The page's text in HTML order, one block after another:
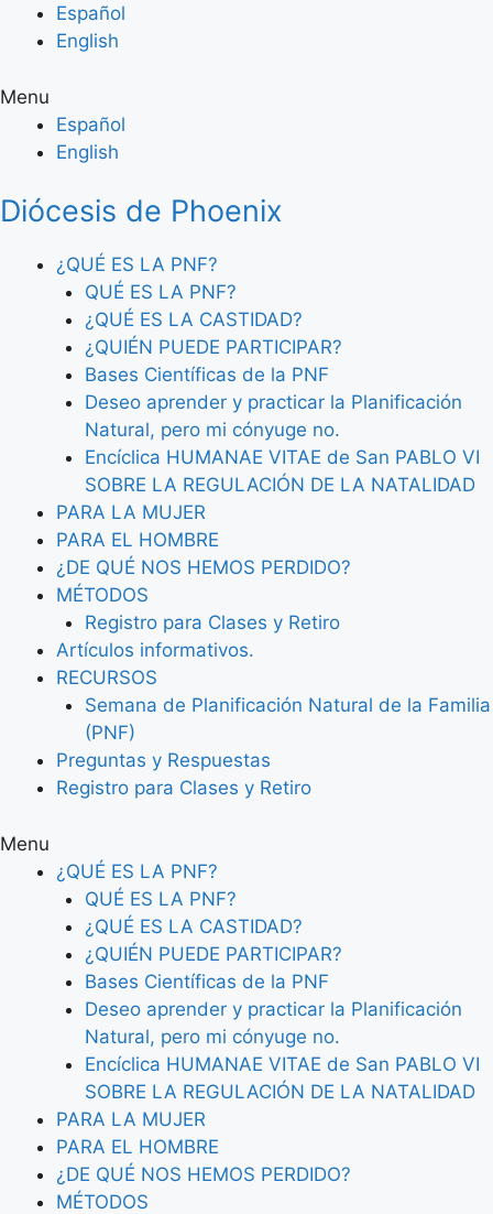
Español
English
Menu
Español
English
Diócesis de Phoenix
¿QUÉ ES LA PNF?
QUÉ ES LA PNF?
¿QUÉ ES LA CASTIDAD?
¿QUIÉN PUEDE PARTICIPAR?
Bases Científicas de la PNF
Deseo aprender y practicar la Planificación
Natural, pero mi cónyuge no.
Encíclica HUMANAE VITAE de San PABLO VI
SOBRE LA REGULACIÓN DE LA NATALIDAD
PARA LA MUJER
PARA EL HOMBRE
¿DE QUÉ NOS HEMOS PERDIDO?
MÉTODOS
Registro para Clases y Retiro
Artículos informativos.
RECURSOS
Semana de Planificación Natural de la Familia
(PNF)
Preguntas y Respuestas
Registro para Clases y Retiro
Menu
¿QUÉ ES LA PNF?
QUÉ ES LA PNF?
¿QUÉ ES LA CASTIDAD?
¿QUIÉN PUEDE PARTICIPAR?
Bases Científicas de la PNF
Deseo aprender y practicar la Planificación
Natural, pero mi cónyuge no.
Encíclica HUMANAE VITAE de San PABLO VI
SOBRE LA REGULACIÓN DE LA NATALIDAD
PARA LA MUJER
PARA EL HOMBRE
¿DE QUÉ NOS HEMOS PERDIDO?
MÉTODOS